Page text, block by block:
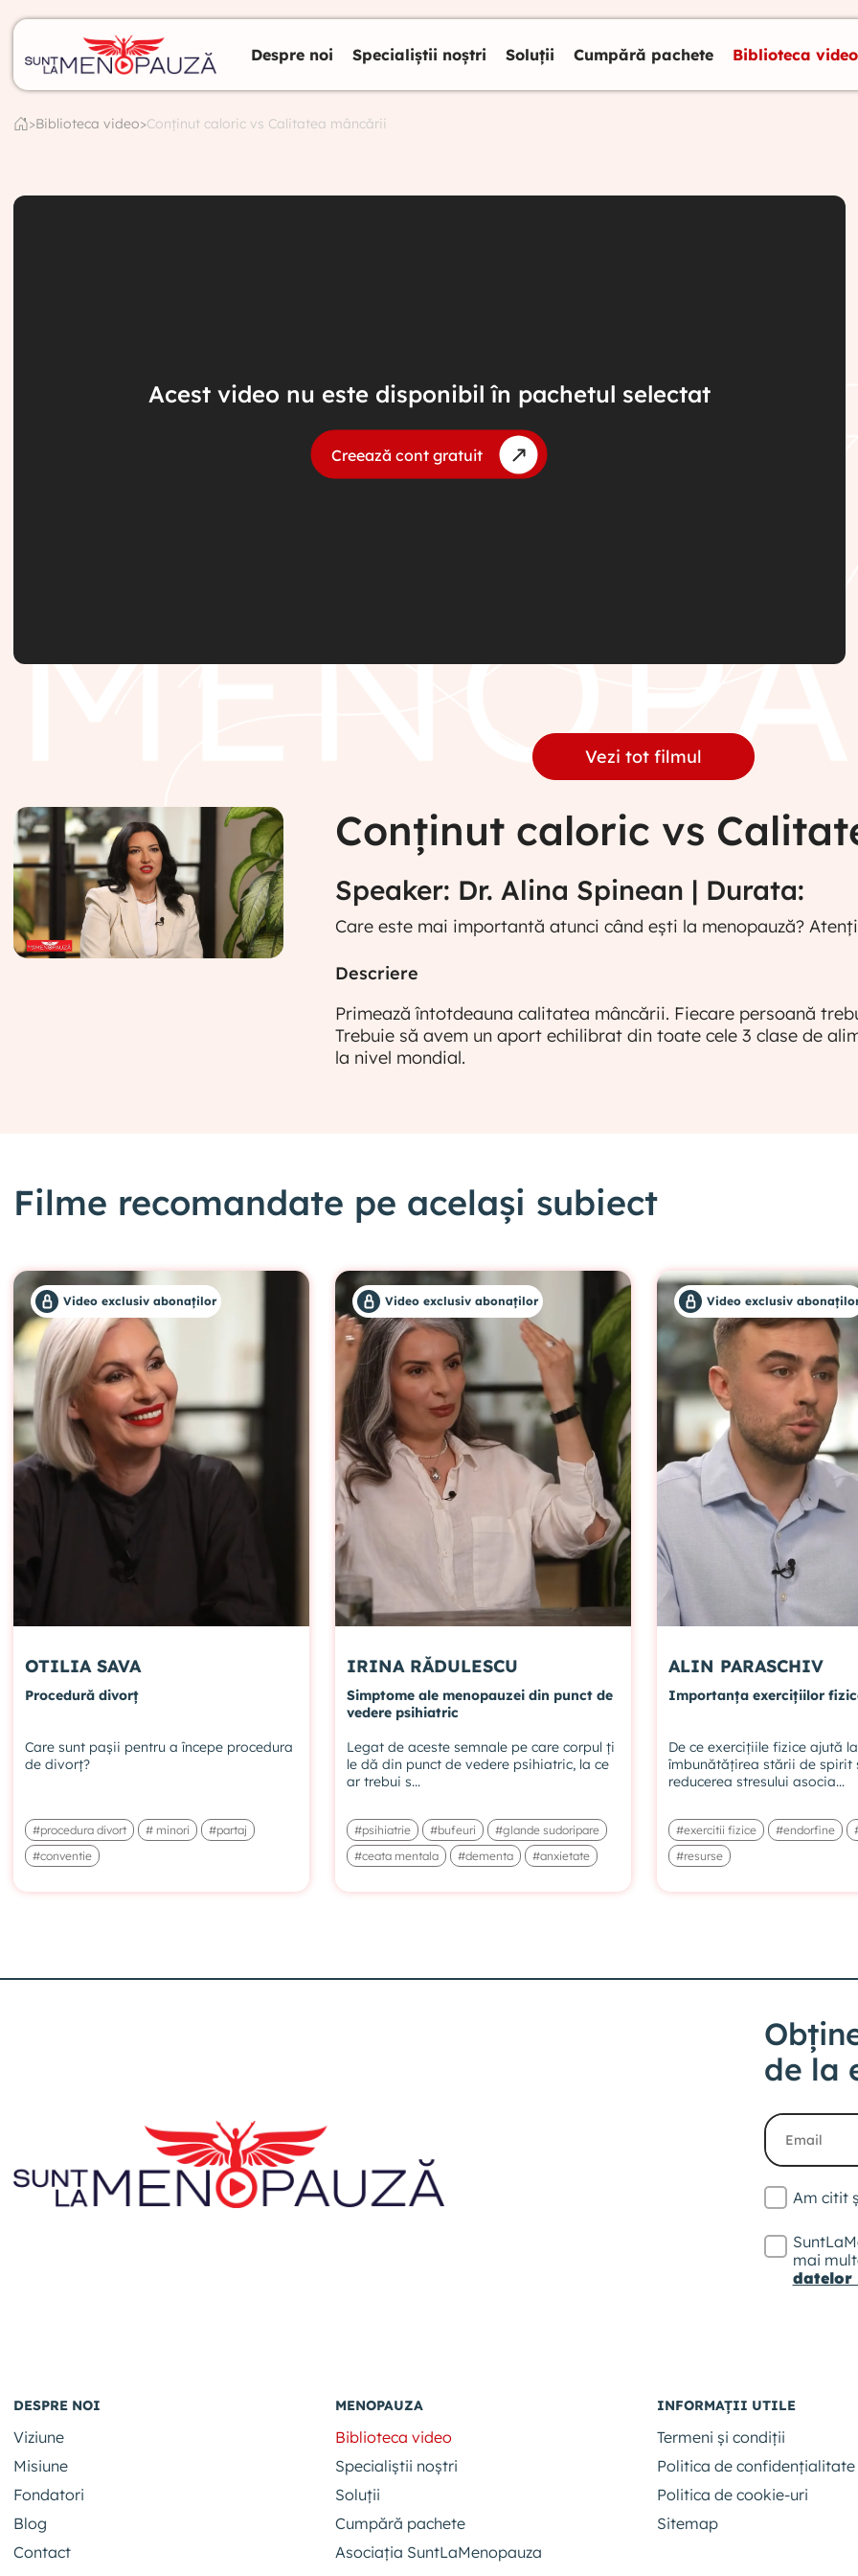
Despre noi Specialiștii noștri Soluții Cumpără pachete Biblioteca video
>Biblioteca video>Conținut caloric vs Calitatea mâncării
Acest video nu este disponibil în pachetul selectat
Creează cont gratuit
Vezi tot filmul
Conținut caloric vs
Speaker: Dr. Alina Spinean | Durata:
Care este mai importantă atunci când ești la menopauză?
Descriere
Primează întotdeauna calitatea mâncării. Fiecare persoană
Trebuie să avem un aport echilibrat din toate cele 3 clase de
la nivel mondial.
Filme recomandate pe același subiect
Video exclusiv abonaților
OTILIA SAVA
Procedură divorț
Care sunt pașii pentru a începe procedura
de divorț?
#procedura divort # minori
#partaj
#conventie
Video exclusiv abonaților
IRINA RĂDULESCU
Simptome ale menopauzei din punct de
vedere psihiatric
Legat de aceste semnale pe care corpul ți
le dă din punct de vedere psihiatric, la ce
ar trebui s...
#psihiatrie #bufeuri
#glande sudoripare
#ceata mentala
#dementa #anxietate
Video exclusiv
ALIN PARASCHIV
Importanța exercițiilor
De ce exercițiile fizice ajută la
îmbunătățirea stării de spirit
reducerea stresului asocia...
#exercitii fizice #endorfine
#resurse
de la
Am citit
mai
datelor
DESPRE NOI
Viziune
Misiune
Fondatori
Blog
Contact
MENOPAUZA
Biblioteca video
Specialiștii noștri
Soluții
Cumpără pachete
Asociația SuntLaMenopauza
INFORMAȚII UTILE
Termeni și condiții
Politica de confidențialitate
Politica de cookie-uri
Sitemap